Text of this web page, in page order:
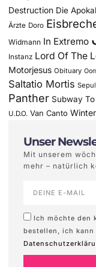
Destruction Die
Ärzte Doro
Widmann In Extremo
Instanz Lord Of The
Motorjesus Obituary
Saltatio Mortis
Panther Subway
U.D.O. Van Canto
Unser
Mit unserem
mehr – natürlich
Ich möchte den
bestellen, ich